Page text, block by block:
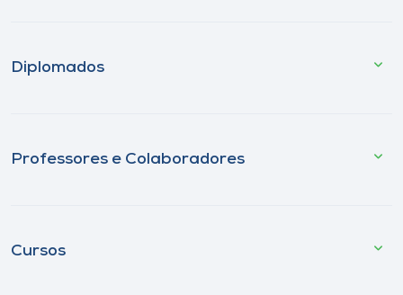
Diplomados
Professores e Colaboradores
Cursos